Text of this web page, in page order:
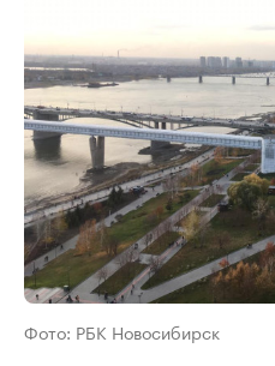
Фото: РБК Новосибирск